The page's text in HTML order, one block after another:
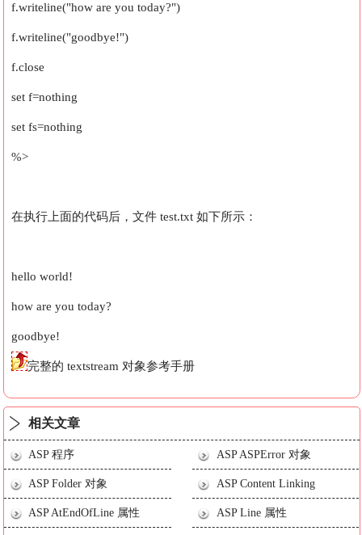
f.writeline("how are you today?")
f.writeline("goodbye!")
f.close
set f=nothing
set fs=nothing
%>
在执行上面的代码后，文件 test.txt 如下所示：
hello world!
how are you today?
goodbye!
完整的 textstream 对象参考手册
相关文章
ASP 程序 ASP ASPError 对象
ASP Folder 对象 ASP Content Linking
ASP AtEndOfLine 属性 ASP Line 属性